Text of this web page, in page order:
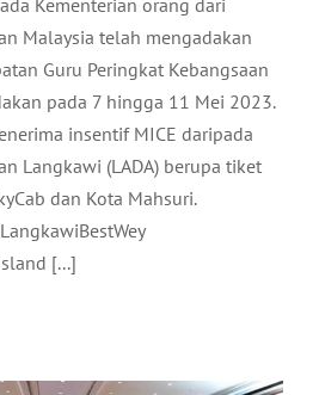
Kementerian orang dari
Malaysia telah mengadakan
Guru Peringkat Kebangsaan
pada 7 hingga 11 Mei 2023.
insentif MICE daripada
Langkawi (LADA) berupa tiket
dan Kota Mahsuri.
[...]
MICE CIVIL AVIATION